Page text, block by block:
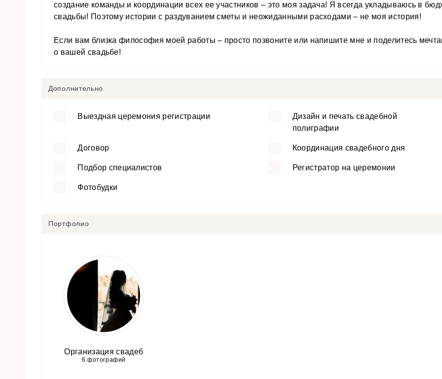
создание команды и координации всех ее участников – это моя задача! Я всегда укладываюсь в
свадьбы! Поэтому истории с раздуванием сметы и неожиданными расходами – не моя история!
Если вам близка философия моей работы – просто позвоните или напишите мне и поделитесь
о вашей свадьбе!
Дополнительно
Выездная церемония регистрации
Дизайн и печать свадебной
полиграфии
Договор Координация свадебного дня
Подбор специалистов Регистратор на церемонии
Фотобудки
Портфолио
Организация свадеб
6 фотографий